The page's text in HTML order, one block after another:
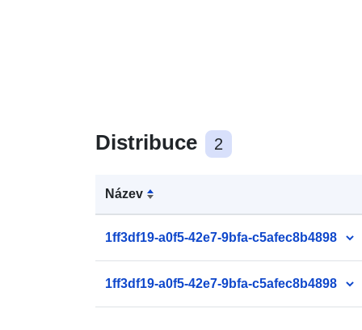
Distribuce 2
Název
1ff3df19-a0f5-42e7-9bfa-c5afec8b4898
1ff3df19-a0f5-42e7-9bfa-c5afec8b4898